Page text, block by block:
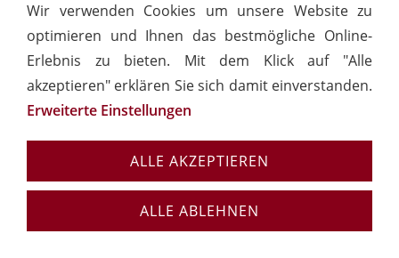
Wir verwenden Cookies um unsere Website zu
optimieren und Ihnen das bestmögliche Online-
Erlebnis zu bieten. Mit dem Klick auf "Alle
akzeptieren" erklären Sie sich damit einverstanden.
Erweiterte Einstellungen
ALLE AKZEPTIEREN
ALLE ABLEHNEN